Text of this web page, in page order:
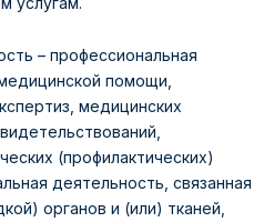
– профессиональная
помощи,
медицинских
(профилактических)
деятельность, связанная
органов и (или) тканей,